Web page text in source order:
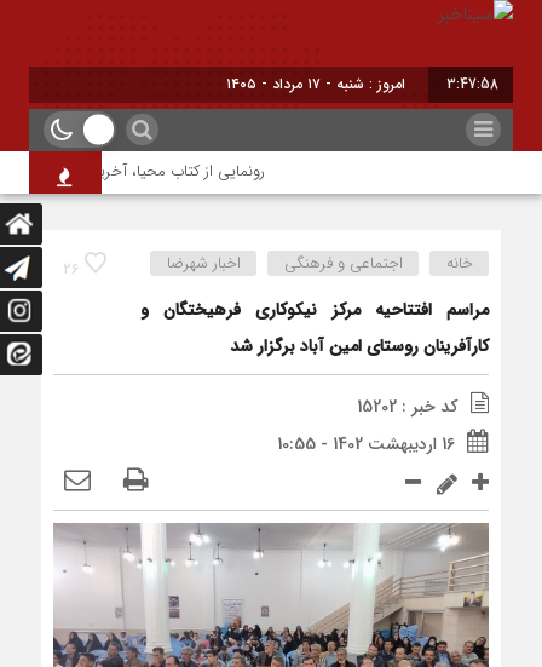
3:47:59 امروز : شنبه - ۱۷ مرداد - ۱۴۰۵
رونمایی از کتاب محیا، آخرین اثر نویسنده
26 خانه اجتماعی و فرهنگی اخبار شهرضا
مراسم افتتاحیه مرکز نیکوکاری فرهیختگان و
کارآفرینان روستای امین آباد برگزار شد
کد خبر : 15202
16 اردیبهشت 1402 - 10:55